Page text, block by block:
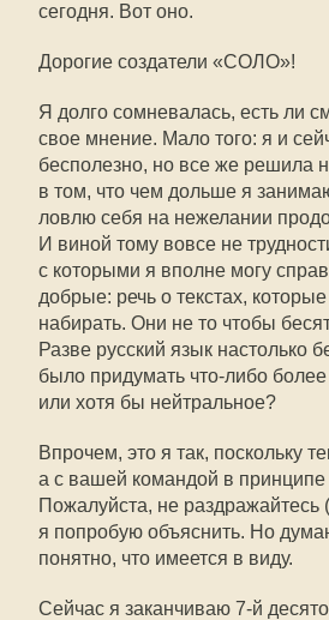
сегодня. Вот оно.
Дорогие создатели «СОЛО»!
Я долго сомневалась, есть ли
свое мнение. Мало того: я и
бесполезно, но все же решила
в том, что чем дольше я
ловлю себя на нежелании
И виной тому вовсе не
с которыми я вполне могу
добрые: речь о текстах,
набирать. Они не то чтобы
Разве русский язык настолько
было придумать что-либо более
или хотя бы нейтральное?
Впрочем, это я так, поскольку
а с вашей командой в принципе
Пожалуйста, не раздражайтесь
я попробую объяснить. Но
понятно, что имеется в виду.
Сейчас я заканчиваю 7-й